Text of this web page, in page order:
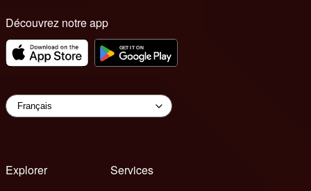
Découvrez notre app
Explorer
Services